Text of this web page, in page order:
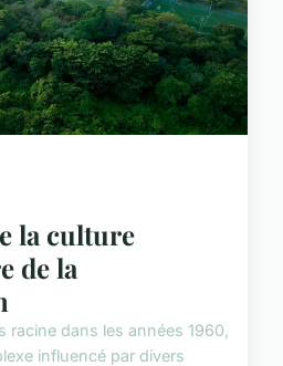
la culture
de la
racine dans les années 1960,
influencé par divers